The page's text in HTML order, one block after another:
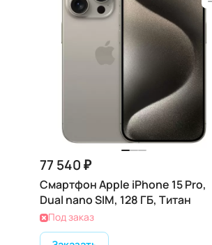
77 540 ₽
Смартфон Apple iPhone 15 Pro,
Dual nano SIM, 128 ГБ, Титан
Под заказ